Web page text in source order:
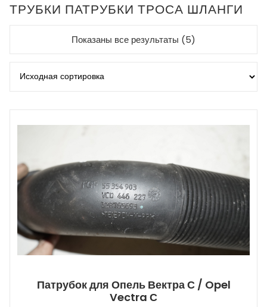
ТРУБКИ ПАТРУБКИ ТРОСА ШЛАНГИ
Показаны все результаты (5)
Патрубок для Опель Вектра С / Opel
Vectra С